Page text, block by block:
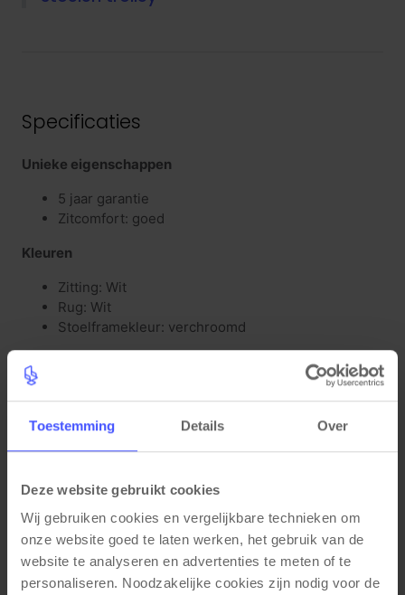
Toestemming Details Over
Deze website gebruikt cookies
Wij gebruiken cookies en vergelijkbare technieken om
onze website goed te laten werken, het gebruik van de
website te analyseren en advertenties te meten of te
personaliseren. Noodzakelijke cookies zijn nodig voor de
Specificaties
Unieke eigenschappen
5 jaar garantie
Zitcomfort: goed
Kleuren
Zitting: Wit
Rug: Wit
Stoelframekleur: verchroomd
Stoelframe: aluminium
Glijders uit kunststof zijn koppelbaar
Functionele eigenschappen
Stapelbaar tot 35 hoog op trolley
Koppelbaar
Afmetingen